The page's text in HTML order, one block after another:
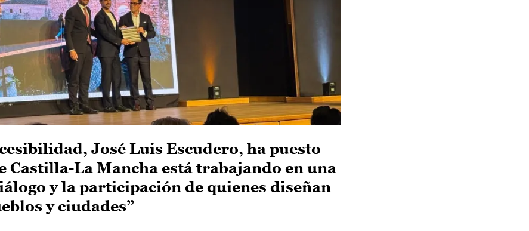
José Luis Escudero, ha puesto
Castilla-La Mancha está trabajando en una
y la participación de quienes diseñan
y ciudades”